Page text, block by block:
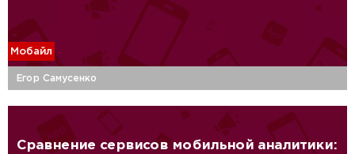
Мобайл
Егор Самусенко
Сравнение сервисов мобильной аналитики: